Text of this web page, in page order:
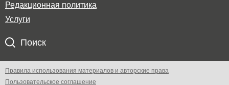
Редакционная политика
Услуги
Поиск
Правила использования материалов и авторские права
Пользовательское соглашение